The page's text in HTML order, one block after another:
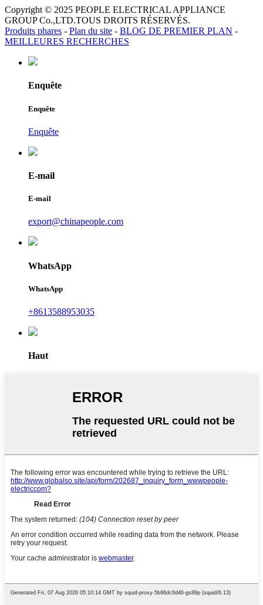
Copyright © 2025 PEOPLE ELECTRICAL APPLIANCE
GROUP Co.,LTD.TOUS DROITS RÉSERVÉS.
Produits phares - Plan du site - BLOG DE PREMIER PLAN -
MEILLEURES RECHERCHES
Enquête
Enquête
Enquête
E-mail
E-mail
export@chinapeople.com
WhatsApp
WhatsApp
+8613588953035
Haut